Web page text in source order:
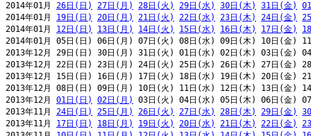
2014年01月 26日(日) 27日(月) 28日(火) 29日(水) 30日(木) 31日(金)
2014年01月 19日(日) 20日(月) 21日(火) 22日(水) 23日(木) 24日(金)
2014年01月 12日(日) 13日(月) 14日(火) 15日(水) 16日(木) 17日(金)
2014年01月 05日(日) 06日(月) 07日(火) 08日(水) 09日(木) 10日(金)
2013年12月 29日(日) 30日(月) 31日(火) 01日(水) 02日(木) 03日(金)
2013年12月 22日(日) 23日(月) 24日(火) 25日(水) 26日(木) 27日(金)
2013年12月 15日(日) 16日(月) 17日(火) 18日(水) 19日(木) 20日(金)
2013年12月 08日(日) 09日(月) 10日(火) 11日(水) 12日(木) 13日(金)
2013年12月 01日(日) 02日(月)
03日(火) 04日(水) 05日(木) 06日(金)
2013年11月 24日(日) 25日(月) 26日(火) 27日(水) 28日(木) 29日(金)
2013年11月 17日(日) 18日(月) 19日(火) 20日(水) 21日(木) 22日(金)